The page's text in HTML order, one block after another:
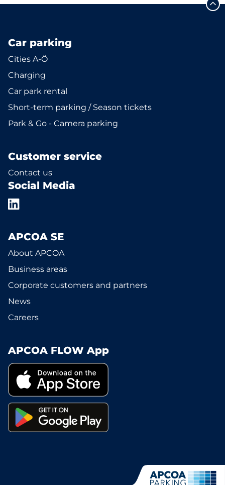
Car parking
Cities A-Ö
Charging
Car park rental
Short-term parking / Season tickets
Park & Go - Camera parking
Customer service
Contact us
Social Media
APCOA SE
About APCOA
Business areas
Corporate customers and partners
News
Careers
APCOA FLOW App